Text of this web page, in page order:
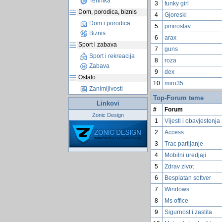
Dom, porodica, biznis
Dom i porodica
Biznis
Sport i zabava
Sport i rekreacija
Zabava
Ostalo
Zanimljivosti
Linkovi
Zonic Design
3
funky girl
4
Gjoreski
5
pmiroslav
6
arax
7
guns
8
roza
9
dex
10
miro35
Top-Forum teme
#
Forum
1
Vijesti i obavjestenja
2
Access
3
Trac partijanje
4
Mobilni uredjaji
5
Zdrav zivot
6
Besplatan softver
7
Windows
8
Ms office
9
Sigurnost i zastita